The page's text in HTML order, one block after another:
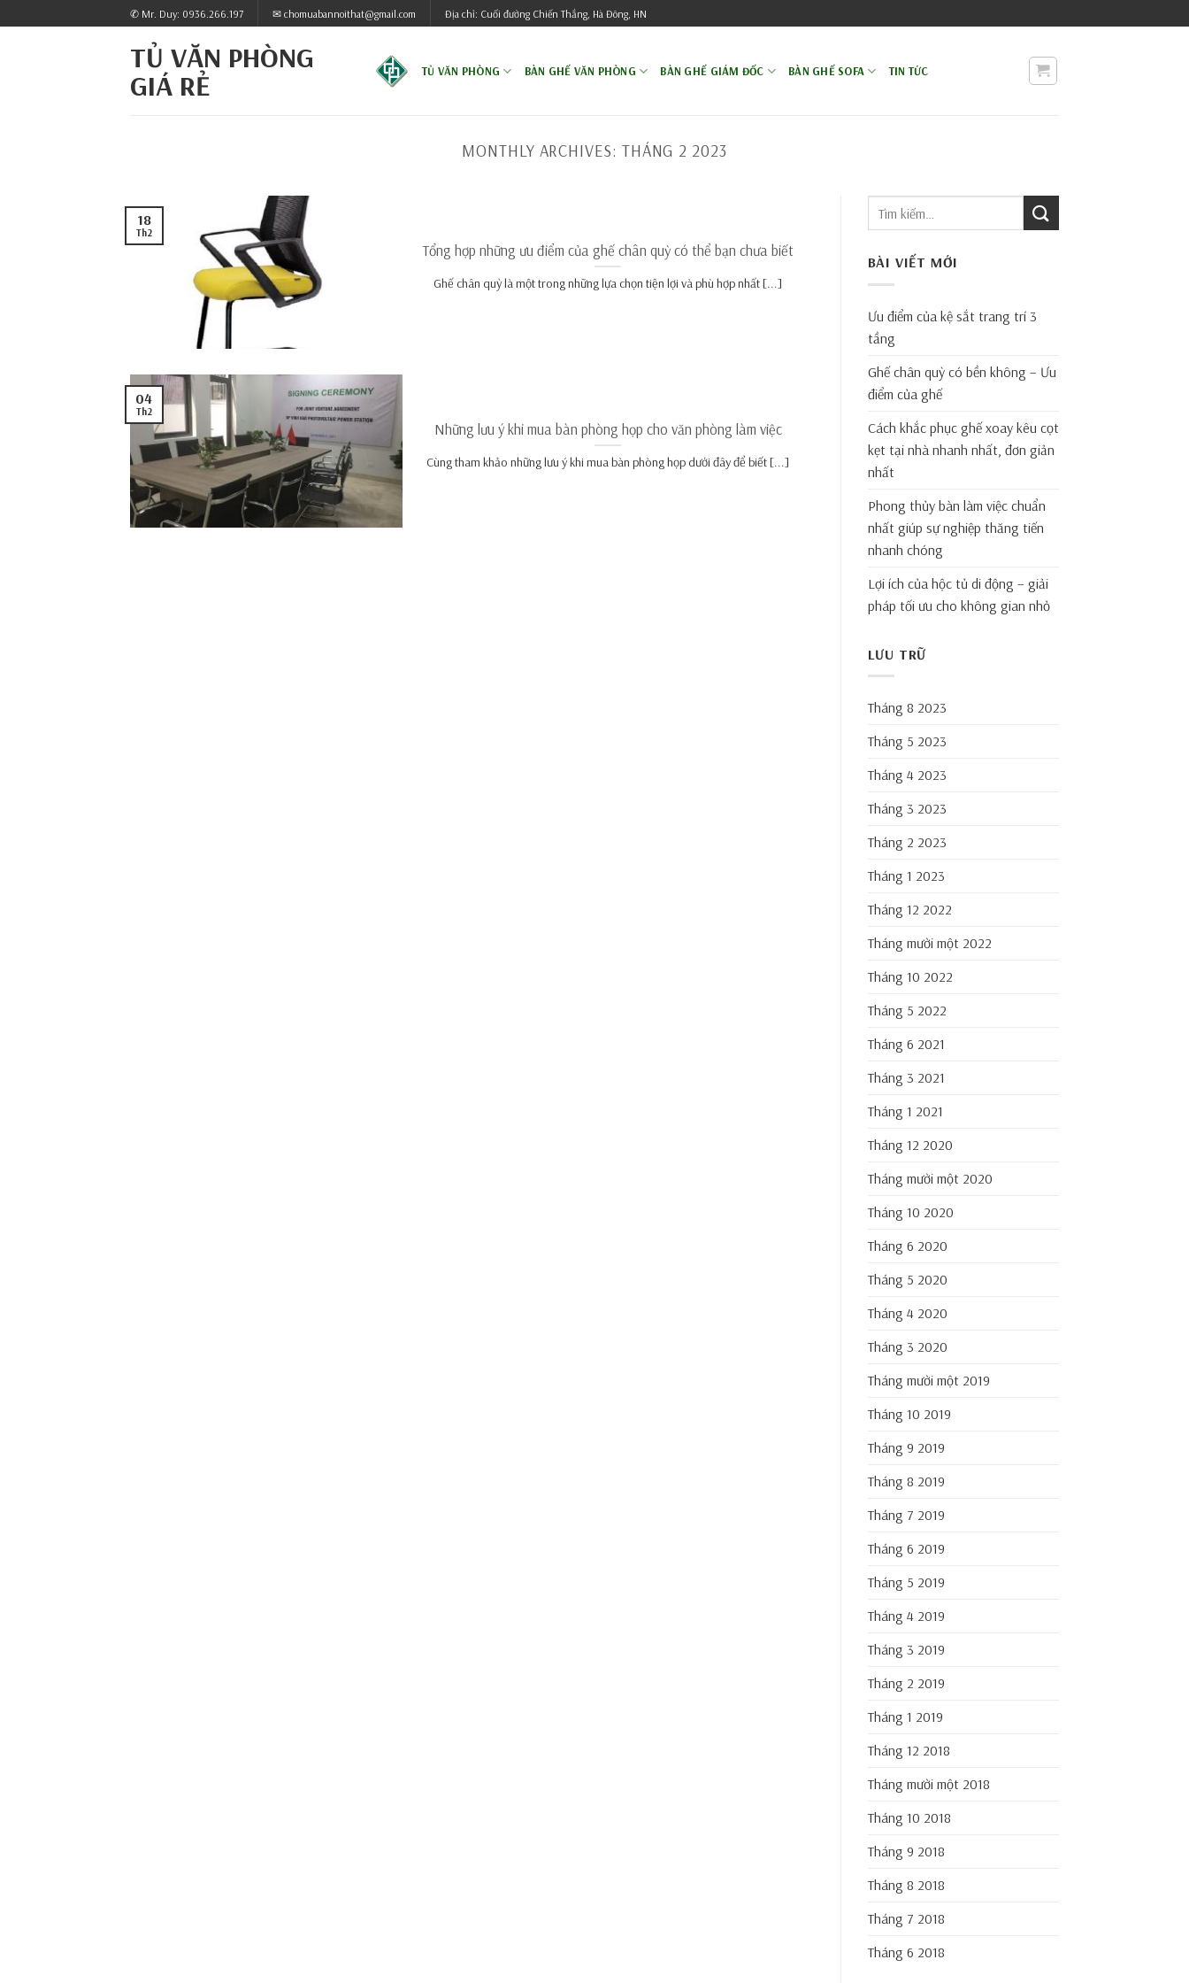
to
✆ Mr. Duy: 0936.266.197 ✉ chomuabannoithat@gmail.com Địa chỉ: Cuối đường Chiến Thắng, Hà Đông, HN
TỦ VĂN PHÒNG
GIÁ RẺ
TỦ VĂN PHÒNG BÀN GHẾ VĂN PHÒNG BÀN GHẾ GIÁM ĐỐC BÀN GHẾ SOFA TIN TỨC
MONTHLY ARCHIVES: THÁNG 2 2023
Tổng hợp những ưu điểm của ghế chân quỳ có thể bạn chưa biết
Ghế chân quỳ là một trong những lựa chọn tiện lợi và phù hợp nhất [...]
18
Th2
Những lưu ý khi mua bàn phòng họp cho văn phòng làm việc
Cùng tham khảo những lưu ý khi mua bàn phòng họp dưới đây để biết [...]
04
Th2
BÀI VIẾT MỚI
Ưu điểm của kệ sắt trang trí 3
tầng
Ghế chân quỳ có bền không – Ưu
điểm của ghế
Cách khắc phục ghế xoay kêu cọt
kẹt tại nhà nhanh nhất, đơn giản
nhất
Phong thủy bàn làm việc chuẩn
nhất giúp sự nghiệp thăng tiến
nhanh chóng
Lợi ích của hộc tủ di động – giải
pháp tối ưu cho không gian nhỏ
LƯU TRỮ
Tháng 8 2023
Tháng 5 2023
Tháng 4 2023
Tháng 3 2023
Tháng 2 2023
Tháng 1 2023
Tháng 12 2022
Tháng mười một 2022
Tháng 10 2022
Tháng 5 2022
Tháng 6 2021
Tháng 3 2021
Tháng 1 2021
Tháng 12 2020
Tháng mười một 2020
Tháng 10 2020
Tháng 6 2020
Tháng 5 2020
Tháng 4 2020
Tháng 3 2020
Tháng mười một 2019
Tháng 10 2019
Tháng 9 2019
Tháng 8 2019
Tháng 7 2019
Tháng 6 2019
Tháng 5 2019
Tháng 4 2019
Tháng 3 2019
Tháng 2 2019
Tháng 1 2019
Tháng 12 2018
Tháng mười một 2018
Tháng 10 2018
Tháng 9 2018
Tháng 8 2018
Tháng 7 2018
Tháng 6 2018